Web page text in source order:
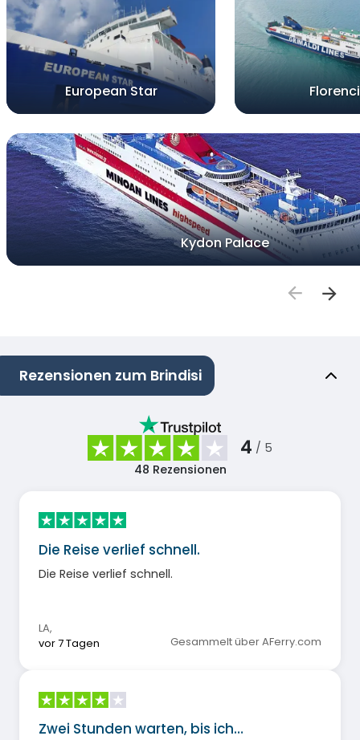
European Star
Kydon Palace
Rezensionen zum Brindisi
4 / 5
48 Rezensionen
Die Reise verlief schnell.
Die Reise verlief schnell.
LA,
vor 7 Tagen
Gesammelt über AFerry.com
Zwei Stunden warten, bis ich…